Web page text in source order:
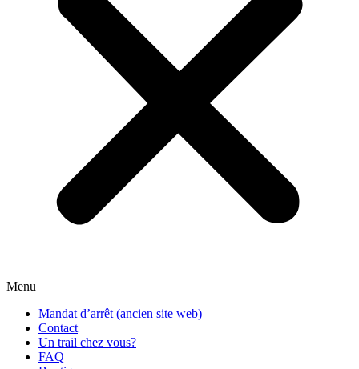
Menu
Mandat d’arrêt (ancien site web)
Contact
Un trail chez vous?
FAQ